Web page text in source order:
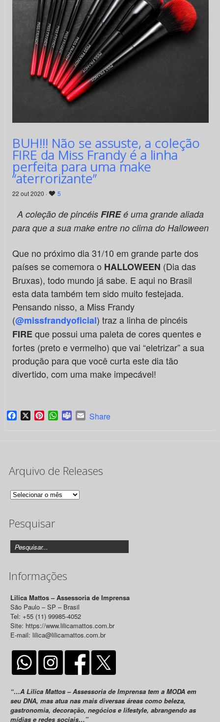
BUH!!! Não se assuste, a coleção
FIRE da Miss Frandy é a linha
perfeita para uma make
“aterrorizante”
22 out 2020 · 5
A coleção de pincéis FIREé uma grande aliada
para que a sua make entre no clima do Halloween
Que no próximo dia 31/10 em grande parte dos
países se comemora o HALLOWEEN (Dia das
Bruxas), todo mundo já sabe. E aqui no Brasil
esta data também tem sido muito festejada.
Pensando nisso, a Miss Frandy
(@missfrandyoficial) traz a linha de pincéis
FIREque possui uma paleta de cores quentes e
fortes (preto e vermelho) que vai “eletrizar” a sua
produção para que você curta este dia tão
divertido, com uma make impecável!
Facebook
X PinterestWhatsApp
TeamsEmail
Share
Arquivo de Releases
Arquivo
Releases
Pesquisar
Informações
Lilica Mattos – Assessoria de Imprensa
São Paulo – SP – Brasil
Tel: +55 (11) 99985-4052
Site: https://www.lilicamattos.com.br
E-mail: lilica@lilicamattos.com.br
“…A Lilica Mattos – Assessoria de Imprensa tem a MODA em
seu DNA, mas atua nas mais diversas áreas como beleza,
gastronomia, decoração, negócios e lifestyle, abrangendo as
mídias e redes sociais…”